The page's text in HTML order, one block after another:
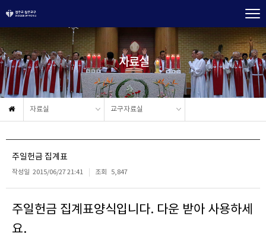
자료실
자료실 교구자료실
주일헌금 집계표
작성일 2015/06/27 21:41 조회 5,847
주일헌금 집계표양식입니다. 다운 받아 사용하세
요.